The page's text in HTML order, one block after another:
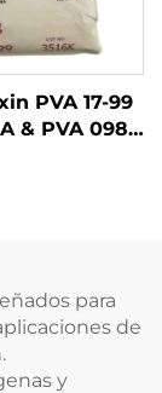
PVA 17-99
& PVA 098-
para
de
y